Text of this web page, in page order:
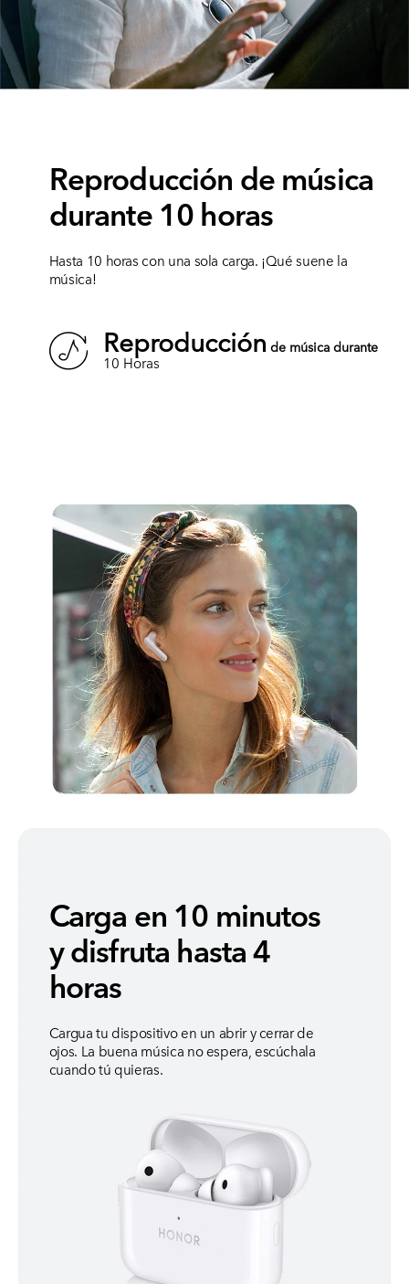
Reproducción de música
durante 10 horas
Hasta 10 horas con una sola carga. ¡Qué suene la
música!
Reproducción de música durante
10 Horas
Carga en 10 minutos
y disfruta hasta 4
horas
Cargua tu dispositivo en un abrir y cerrar de
ojos. La buena música no espera, escúchala
cuando tú quieras.